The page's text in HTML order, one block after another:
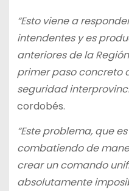
“Esto viene a
intendentes y es
anteriores de la
primer paso concreto
seguridad
cordobés.
“Este problema, que
combatiendo de
crear un comando
absolutamente